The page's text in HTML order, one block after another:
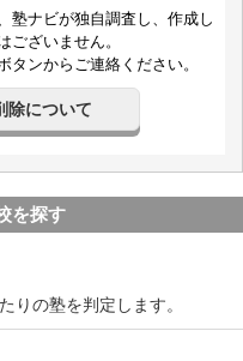
塾ナビが独自調査し、作成し
ございません。
ンからご連絡ください。
除について
を探す
りの塾を判定します。